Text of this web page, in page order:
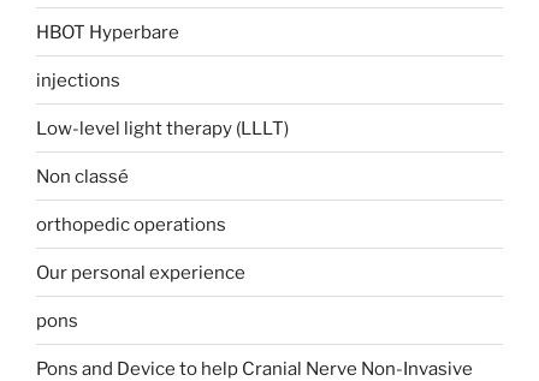
HBOT Hyperbare
injections
Low-level light therapy (LLLT)
Non classé
orthopedic operations
Our personal experience
pons
Pons and Device to help Cranial Nerve Non-Invasive